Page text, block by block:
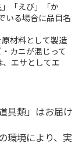
「えび」「か
いる場合に品目名
材料として製造
カニが混じって
エサとしてエ
具類」はお届け
環境により、実